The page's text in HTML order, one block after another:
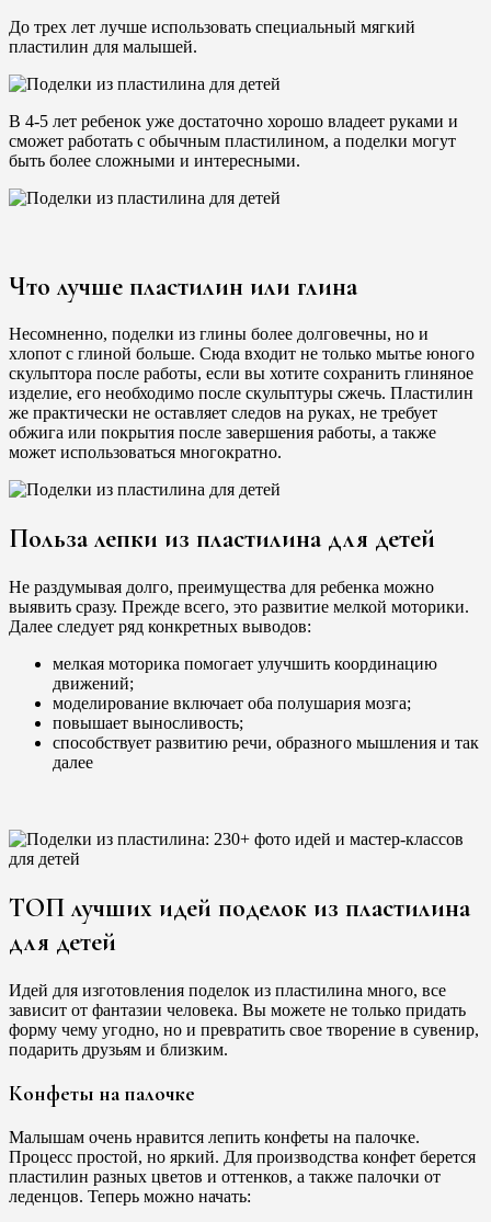
До трех лет лучше использовать специальный мягкий
пластилин для малышей.
В 4-5 лет ребенок уже достаточно хорошо владеет руками и
сможет работать с обычным пластилином, а поделки могут
быть более сложными и интересными.
Что лучше пластилин или глина
Несомненно, поделки из глины более долговечны, но и
хлопот с глиной больше. Сюда входит не только мытье юного
скульптора после работы, если вы хотите сохранить глиняное
изделие, его необходимо после скульптуры сжечь. Пластилин
же практически не оставляет следов на руках, не требует
обжига или покрытия после завершения работы, а также
может использоваться многократно.
Польза лепки из пластилина для детей
Не раздумывая долго, преимущества для ребенка можно
выявить сразу. Прежде всего, это развитие мелкой моторики.
Далее следует ряд конкретных выводов:
мелкая моторика помогает улучшить координацию
движений;
моделирование включает оба полушария мозга;
повышает выносливость;
способствует развитию речи, образного мышления и так
далее
ТОП лучших идей поделок из пластилина
для детей
Идей для изготовления поделок из пластилина много, все
зависит от фантазии человека. Вы можете не только придать
форму чему угодно, но и превратить свое творение в сувенир,
подарить друзьям и близким.
Конфеты на палочке
Малышам очень нравится лепить конфеты на палочке.
Процесс простой, но яркий. Для производства конфет берется
пластилин разных цветов и оттенков, а также палочки от
леденцов. Теперь можно начать: